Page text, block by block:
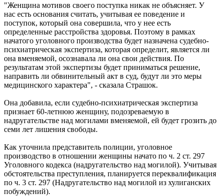
"Женщина мотивов своего поступка никак не объясняет. У
нас есть основания считать, учитывая ее поведение и
поступок, который она совершила, что у нее есть
определенные расстройства здоровья. Поэтому в рамках
начатого уголовного производства будет назначена судебно-
психиатрическая экспертиза, которая определит, является ли
она вменяемой, осознавала ли она свои действия. По
результатам этой экспертизы будет приниматься решение,
направить ли обвинительный акт в суд, будут ли это меры
медицинского характера", - сказала Страшок.
Она добавила, если судебно-психиатрическая экспертиза
признает 60-летнюю женщину, подозреваемую в
надругательстве над могилами вменяемой, ей будет грозить до
семи лет лишения свободы.
Как уточнила представитель полиции, уголовное
производство в отношении женщины начато по ч. 2 ст. 297
Уголовного кодекса (надругательство над могилой). Учитывая
обстоятельства преступления, планируется переквалификация
по ч. 3 ст. 297 (Надругательство над могилой из хулиганских
побуждений).